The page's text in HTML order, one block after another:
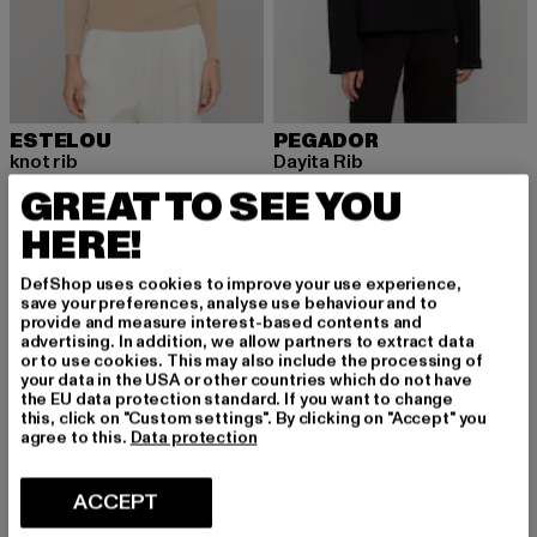
ESTELOU
knot rib
28,49 EUR
Ajankohtainen hinta: 28,49 EUR
PEGADOR
Dayita Rib
50,99 EUR
Ajankohtainen hinta: 50,99 EUR
59,99 EUR
-15% -10%
GREAT TO SEE YOU
HERE!
DefShop uses cookies to improve your use experience,
save your preferences, analyse use behaviour and to
provide and measure interest-based contents and
advertising. In addition, we allow partners to extract data
or to use cookies. This may also include the processing of
your data in the USA or other countries which do not have
the EU data protection standard. If you want to change
this, click on "Custom settings". By clicking on "Accept" you
agree to this. Data protection
ACCEPT